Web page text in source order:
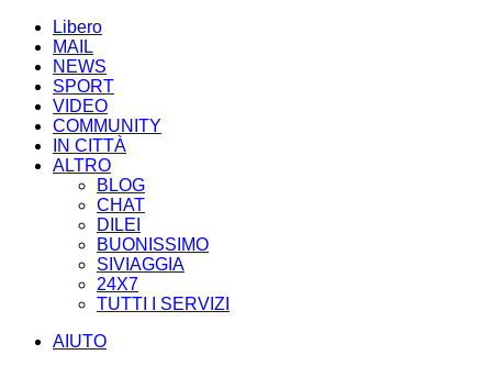
Libero
MAIL
NEWS
SPORT
VIDEO
COMMUNITY
IN CITTÀ
ALTRO
BLOG
CHAT
DILEI
BUONISSIMO
SIVIAGGIA
24X7
TUTTI I SERVIZI
AIUTO